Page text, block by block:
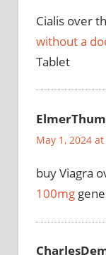
Cialis over
without a
Tablet
May 1, 2024
buy Viagra
100mg